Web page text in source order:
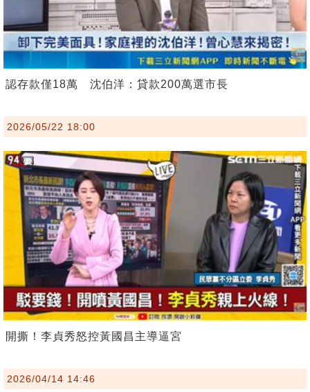
認存款僅18萬 沈伯洋：貸款200萬選市長
2026/05/22 18:00
開撕！李貞秀怒控黃國昌主導逼宮
2026/04/14 14:46